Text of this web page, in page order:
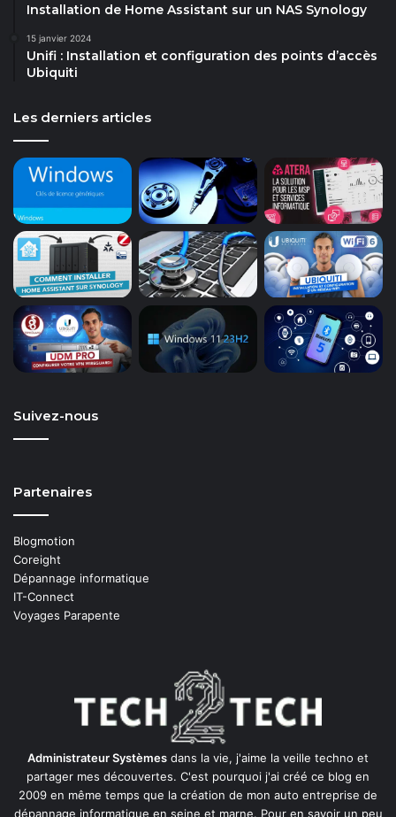
Installation de Home Assistant sur un NAS Synology
15 janvier 2024
Unifi : Installation et configuration des points d’accès
Ubiquiti
Les derniers articles
Suivez-nous
Partenaires
Blogmotion
Coreight
Dépannage informatique
IT-Connect
Voyages Parapente
Administrateur Systèmes dans la vie, j'aime la veille techno et
partager mes découvertes. C'est pourquoi j'ai créé ce blog en
2009 en même temps que la création de mon auto entreprise de
dépannage informatique en seine et marne. Pour en savoir un peu